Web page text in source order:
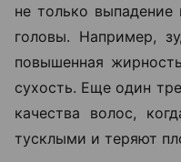
не только
головы. Например,
повышенная
сухость. Еще один
качества волос,
тусклыми и теряют